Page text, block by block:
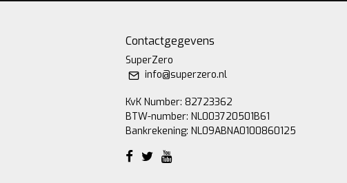
Contactgegevens
SuperZero
info@superzero.nl
KvK Number: 82723362
BTW-number: NL003720501B61
Bankrekening: NL09ABNA0100860125